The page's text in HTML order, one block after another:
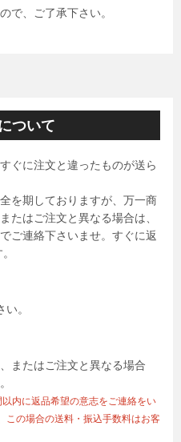
で、ご了承下さい。
ついて
ぐに注文と違ったものが送ら
を期しておりますが、万一商
たはご注文と異なる場合は、
ご連絡下さいませ。すぐに返
。
またはご注文と異なる場合
内に返品希望の意志をご連絡をい
この場合の送料・振込手数料はお客